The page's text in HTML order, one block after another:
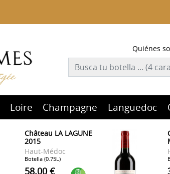
Quiénes
Loire Champagne Languedoc
Château LA LAGUNE
2015
Haut-Médoc
Botella (0.75L)
58.00 €